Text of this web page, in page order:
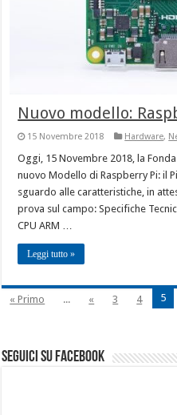
Nuovo modello:
15 Novembre 2018 Hardware,
Oggi, 15 Novembre 2018, la
nuovo Modello di Raspberry Pi: il
sguardo alle caratteristiche, in
prova sul campo: Specifiche
CPU ARM …
Leggi tutto »
« Primo ... « 3 4 5
seguici su facebook